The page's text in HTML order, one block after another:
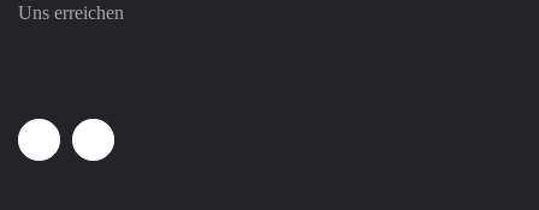
Uns erreichen
LinkedinYoutube